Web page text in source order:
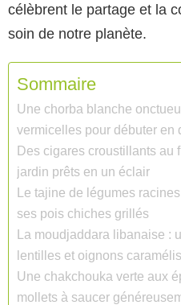
célèbrent le partage et la
soin de notre planète.
Sommaire
Une chorba blanche
vermicelles pour débuter en
Des cigares croustillants au
jardin prêts en un éclair
Le tajine de légumes
ses pois chiches grillés
La moudjaddara libanaise :
lentilles et oignons
Une chakchouka verte aux
mollets à saucer